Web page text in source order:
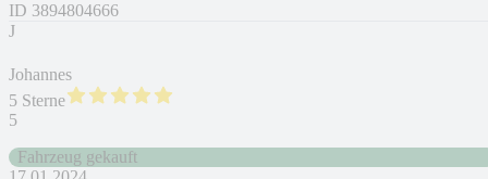
ID 3894804666
J
Johannes
5 Sterne
5
Fahrzeug gekauft